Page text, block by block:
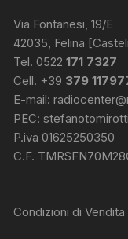
Via Fontanesi, 19/E
42035, Felina
Tel. 0522171 7327
Cell. +39 379
E-mail:
PEC:
P.iva 01625250350
C.F.
Condizioni di